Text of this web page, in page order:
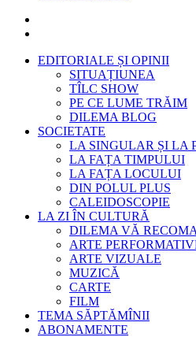
EDITORIALE ȘI OPINII
SITUAȚIUNEA
TÎLC SHOW
PE CE LUME TRĂIM
DILEMA BLOG
SOCIETATE
LA SINGULAR ȘI LA
LA FAȚA TIMPULUI
LA FAȚA LOCULUI
DIN POLUL PLUS
CALEIDOSCOPIE
LA ZI ÎN CULTURĂ
DILEMA VĂ
ARTE
ARTE VIZUALE
MUZICĂ
CARTE
FILM
TEMA SĂPTĂMÎNII
ABONAMENTE